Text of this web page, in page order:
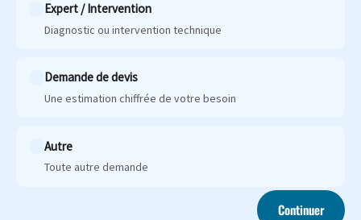
Expert / Intervention
Diagnostic ou intervention technique
Demande de devis
Une estimation chiffrée de votre besoin
Autre
Toute autre demande
Continuer